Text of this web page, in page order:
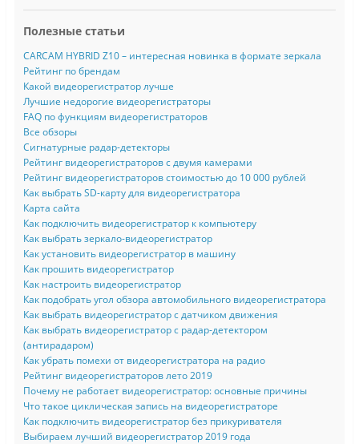
Полезные статьи
CARCAM HYBRID Z10 – интересная новинка в формате зеркала
Рейтинг по брендам
Какой видеорегистратор лучше
Лучшие недорогие видеорегистраторы
FAQ по функциям видеорегистраторов
Все обзоры
Сигнатурные радар-детекторы
Рейтинг видеорегистраторов с двумя камерами
Рейтинг видеорегистраторов стоимостью до 10 000 рублей
Как выбрать SD-карту для видеорегистратора
Карта сайта
Как подключить видеорегистратор к компьютеру
Как выбрать зеркало-видеорегистратор
Как установить видеорегистратор в машину
Как прошить видеорегистратор
Как настроить видеорегистратор
Как подобрать угол обзора автомобильного видеорегистратора
Как выбрать видеорегистратор с датчиком движения
Как выбрать видеорегистратор с радар-детектором
(антирадаром)
Как убрать помехи от видеорегистратора на радио
Рейтинг видеорегистраторов лето 2019
Почему не работает видеорегистратор: основные причины
Что такое циклическая запись на видеорегистраторе
Как подключить видеорегистратор без прикуривателя
Выбираем лучший видеорегистратор 2019 года